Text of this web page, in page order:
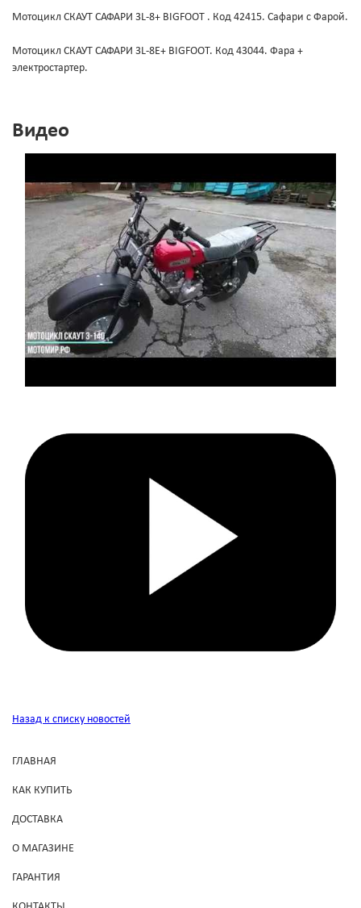
Мотоцикл СКАУТ САФАРИ 3L-8+ BIGFOOT . Код 42415. Сафари с Фарой.
Мотоцикл СКАУТ САФАРИ 3L-8Е+ BIGFOOT. Код 43044. Фара +
электростартер.
Видео
Назад к списку новостей
ГЛАВНАЯ
КАК КУПИТЬ
ДОСТАВКА
О МАГАЗИНЕ
ГАРАНТИЯ